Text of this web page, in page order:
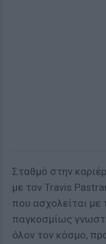
Σταθμό στην
με τον Travis
που ασχολείται με
παγκοσμίως
όλον τον κόσμο,